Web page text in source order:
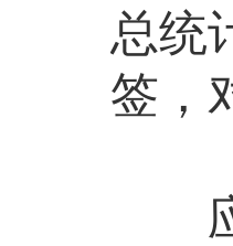
总统
签，
应